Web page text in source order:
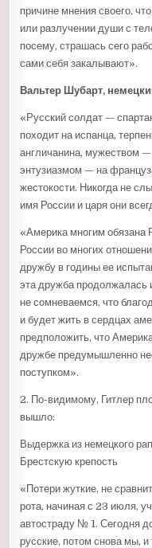
причине мнения своего,
или разлучении души с
посему, страшась сего
сами себя закалывают».
Вальтер Шубарт,
«Русский солдат —
походит на испанца,
англичанина, мужеством
энтузиазмом — на
жестокости. Никогда не
имя России и царя они
«Америка многим обязана
России во многих
дружбу в годины ее
эта дружба продолжалась
не сомневаемся, что
и будет жить в сердцах
предположить, что
дружбе предумышленно
поступком».
2. По-видимому, Гитлер
вышло:
Выдержка из немецкого
Брестскую крепость
«Потери жуткие, не
рота, начиная с 23 июля,
автостраду № 1. Сегодня
русские, потом снова мы,